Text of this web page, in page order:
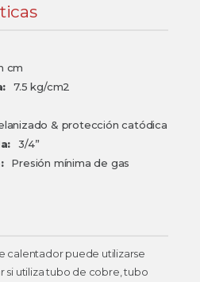
cm
7.5 kg/cm2
& protección catódica
3/4”
Presión mínima de gas
calentador puede utilizarse
si utiliza tubo de cobre, tubo